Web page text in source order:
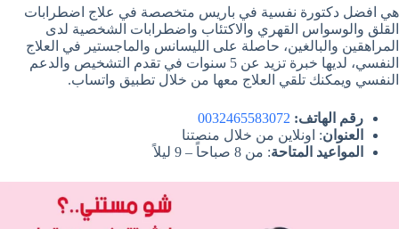
هي افضل دكتورة نفسية في باريس متخصصة في علاج اضطرابات
القلق والوسواس القهري والاكتئاب واضطرابات الشخصية لدى
المراهقين والبالغين، حاصلة على الليسانس والماجستير في العلاج
النفسي، لديها خبرة تزيد عن 5 سنوات في تقدم التشخيص والدعم
النفسي ويمكنك تلقي العلاج معها من خلال تطبيق واتساب.
رقم الهاتف: 0032465583072
العنوان: اونلاين من خلال منصتنا
المواعيد المتاحة: من 8 صباحاً – 9 ليلاً